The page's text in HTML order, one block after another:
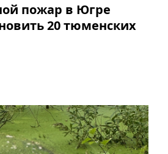
пожар в Югре
20 тюменских